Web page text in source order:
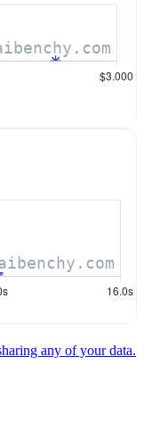
any of your data.